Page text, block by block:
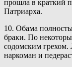
прошла в краткий
Патриарха.
10. Обама
браки. По
содомским грехом.
наркоман и